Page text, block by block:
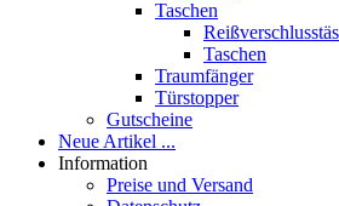
Taschen
Taschen
Traumfänger
Türstopper
Gutscheine
Neue Artikel ...
Information
Preise und Versand